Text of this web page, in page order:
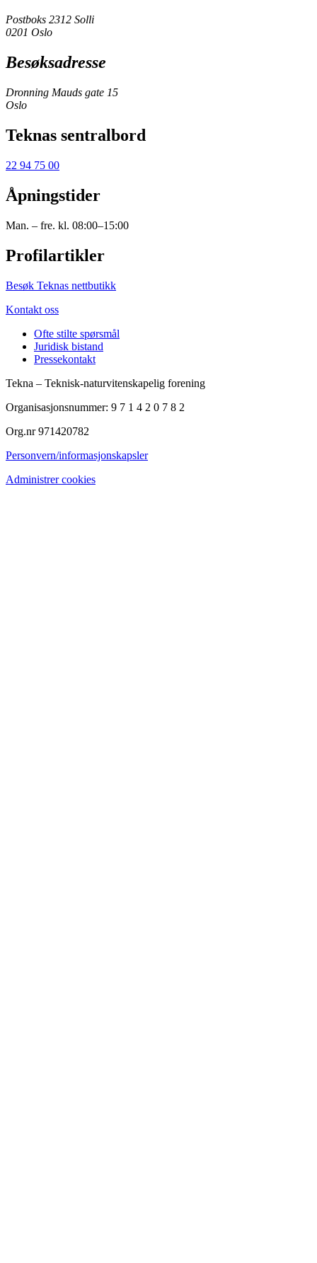
Postboks 2312 Solli
0201 Oslo
Besøksadresse
Dronning Mauds gate 15
Oslo
Teknas sentralbord
22 94 75 00
Åpningstider
Man. – fre. kl. 08:00–15:00
Profilartikler
Besøk Teknas nettbutikk
Kontakt oss
Ofte stilte spørsmål
Juridisk bistand
Pressekontakt
Tekna – Teknisk-naturvitenskapelig forening
Organisasjonsnummer: 9 7 1 4 2 0 7 8 2
Org.nr 971420782
Personvern/informasjonskapsler
Administrer cookies